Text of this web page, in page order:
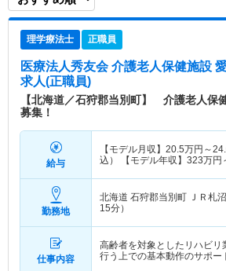
理学療法士 正職員
医療法人秀友会 介護老人保健施設
求人(正職員)
【北海道／石狩郡当別町】 介護老人保
募集！
給与
【モデル月収】 20.5万円～
込） 【モデル年収】 323万円
勤務地
北海道 石狩郡当別町 ＪＲ札
15分）
仕事内容
高齢者を対象としたリハビリ
行う上での基本動作のサポ